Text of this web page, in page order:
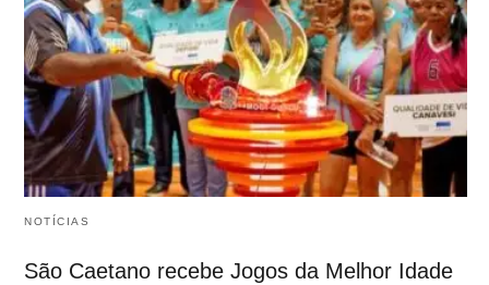
NOTÍCIAS
São Caetano recebe Jogos da Melhor Idade